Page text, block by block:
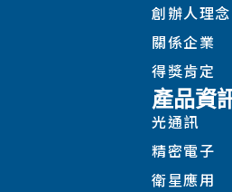
創辦人理念
關係企業
得獎肯定
產品資
光通訊
精密電子
衛星應用